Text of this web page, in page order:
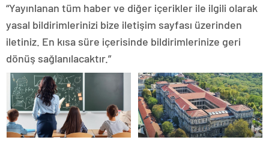
“Yayınlanan tüm haber ve diğer içerikler ile ilgili olarak
yasal bildirimlerinizi bize iletişim sayfası üzerinden
iletiniz. En kısa süre içerisinde bildirimlerinize geri
dönüş sağlanılacaktır.”